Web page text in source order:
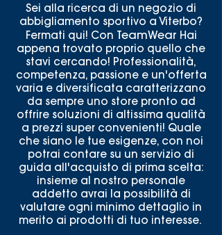
Sei alla ricerca di un negozio di
abbigliamento sportivo a Viterbo?
Fermati qui! Con TeamWear Hai
appena trovato proprio quello che
stavi cercando! Professionalità,
competenza, passione e un'offerta
varia e diversificata caratterizzano
da sempre uno store pronto ad
offrire soluzioni di altissima qualità
a prezzi super convenienti! Quale
che siano le tue esigenze, con noi
potrai contare su un servizio di
guida all'acquisto di prima scelta:
insieme al nostro personale
addetto avrai la possibilità di
valutare ogni minimo dettaglio in
merito ai prodotti di tuo interesse.